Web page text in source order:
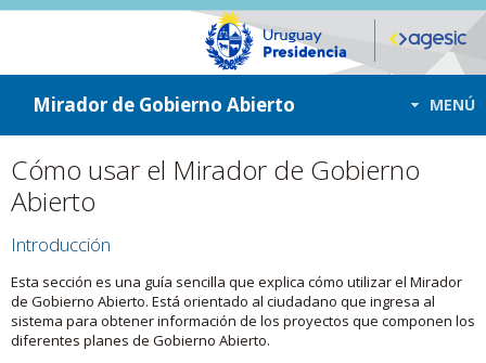
ir a contenido
ir al menú
Mirador de Gobierno Abierto MENÚ
Cómo usar el Mirador de Gobierno
Abierto
Introducción
Esta sección es una guía sencilla que explica cómo utilizar el Mirador
de Gobierno Abierto. Está orientado al ciudadano que ingresa al
sistema para obtener información de los proyectos que componen los
diferentes planes de Gobierno Abierto.